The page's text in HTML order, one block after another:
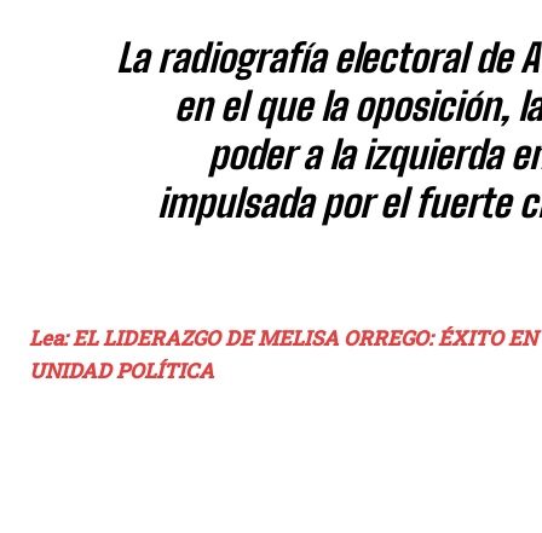
La radiografía electoral de
en el que la oposición,
poder a la izquierda
impulsada por el fuerte
Lea: EL LIDERAZGO DE MELISA ORREGO: ÉXITO
UNIDAD POLÍTICA